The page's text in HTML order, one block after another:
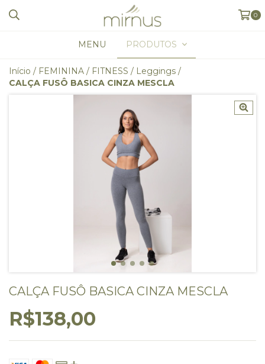
0
MENU PRODUTOS
Início / FEMININA / FITNESS / Leggings /
CALÇA FUSÔ BASICA CINZA MESCLA
CALÇA FUSÔ BASICA CINZA MESCLA
R$138,00